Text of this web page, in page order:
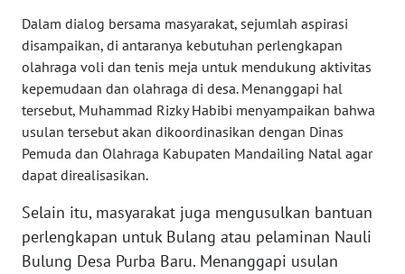
Dalam dialog bersama masyarakat, sejumlah aspirasi
disampaikan, di antaranya kebutuhan perlengkapan
olahraga voli dan tenis meja untuk mendukung aktivitas
kepemudaan dan olahraga di desa. Menanggapi hal
tersebut, Muhammad Rizky Habibi menyampaikan bahwa
usulan tersebut akan dikoordinasikan dengan Dinas
Pemuda dan Olahraga Kabupaten Mandailing Natal agar
dapat direalisasikan.
Selain itu, masyarakat juga mengusulkan bantuan
perlengkapan untuk Bulang atau pelaminan Nauli
Bulung Desa Purba Baru. Menanggapi usulan
SULBAR
WN
BABEL
WN
WN
SUMSEL